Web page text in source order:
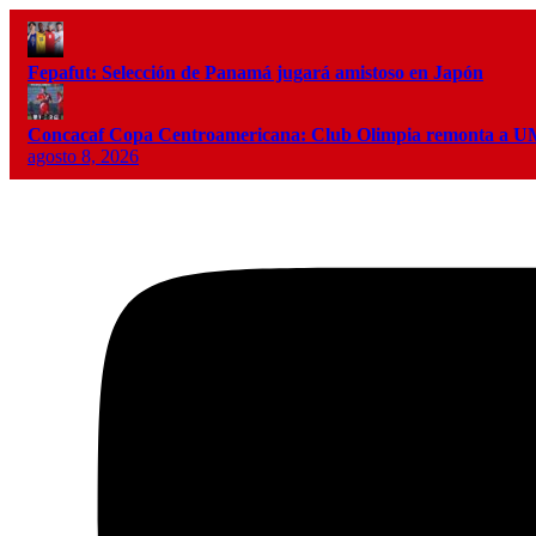
Fepafut: Selección de Panamá jugará amistoso en Japón
Concacaf Copa Centroamericana: Club Olimpia remonta a
agosto 8, 2026